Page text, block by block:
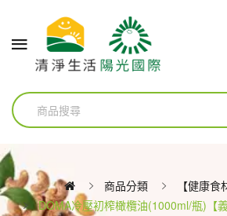
商品分類
【健康食
DOMA冷壓初榨橄欖油(1000ml/瓶)【